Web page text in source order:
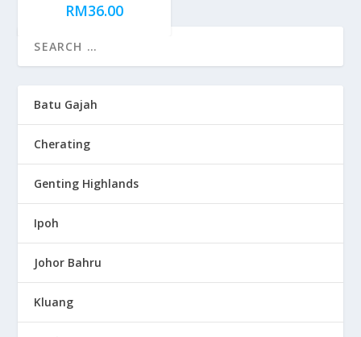
RM36.00
Batu Gajah
Cherating
Genting Highlands
Ipoh
Johor Bahru
Kluang